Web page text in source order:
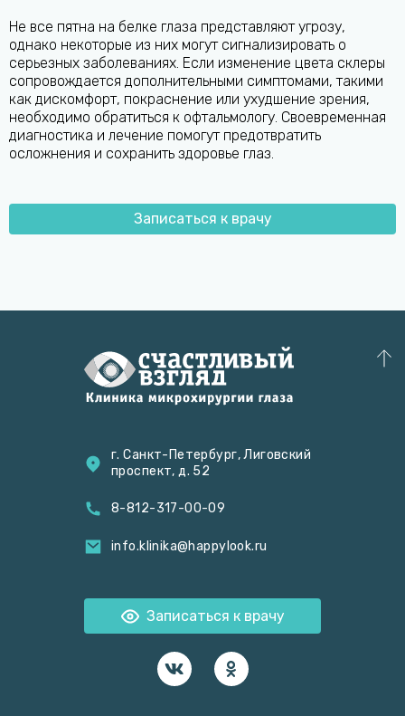
Не все пятна на белке глаза представляют угрозу,
однако некоторые из них могут сигнализировать о
серьезных заболеваниях. Если изменение цвета склеры
сопровождается дополнительными симптомами, такими
как дискомфорт, покраснение или ухудшение зрения,
необходимо обратиться к офтальмологу. Своевременная
диагностика и лечение помогут предотвратить
осложнения и сохранить здоровье глаз.
Записаться к врачу
г. Санкт-Петербург, Лиговский
проспект, д. 52
8-812-317-00-09
info.klinika@happylook.ru
Записаться к врачу